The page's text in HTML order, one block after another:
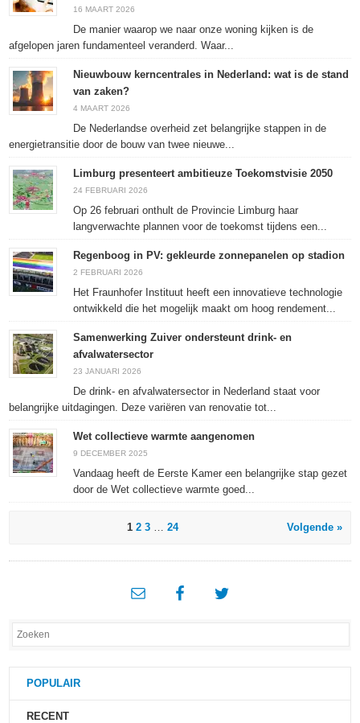
16 MAART 2026
De manier waarop we naar onze woning kijken is de
afgelopen jaren fundamenteel veranderd. Waar...
Nieuwbouw kerncentrales in Nederland: wat is de stand
van zaken?
4 MAART 2026
De Nederlandse overheid zet belangrijke stappen in de
energietransitie door de bouw van twee nieuwe...
Limburg presenteert ambitieuze Toekomstvisie 2050
24 FEBRUARI 2026
Op 26 februari onthult de Provincie Limburg haar
langverwachte plannen voor de toekomst tijdens een...
Regenboog in PV: gekleurde zonnepanelen op stadion
2 FEBRUARI 2026
Het Fraunhofer Instituut heeft een innovatieve technologie
ontwikkeld die het mogelijk maakt om hoog rendement...
Samenwerking Zuiver ondersteunt drink- en
afvalwatersector
23 JANUARI 2026
De drink- en afvalwatersector in Nederland staat voor
belangrijke uitdagingen. Deze variëren van renovatie tot...
Wet collectieve warmte aangenomen
9 DECEMBER 2025
Vandaag heeft de Eerste Kamer een belangrijke stap gezet
door de Wet collectieve warmte goed...
1 2 3 … 24 Volgende »
POPULAIR
RECENT